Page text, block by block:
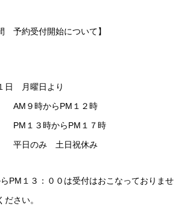
予約受付開始について】
日 月曜日より
９時からPM１２時
からPM１７時
日のみ 土日祝休み
PM１３：００は受付はおこなっておりませ
さい。